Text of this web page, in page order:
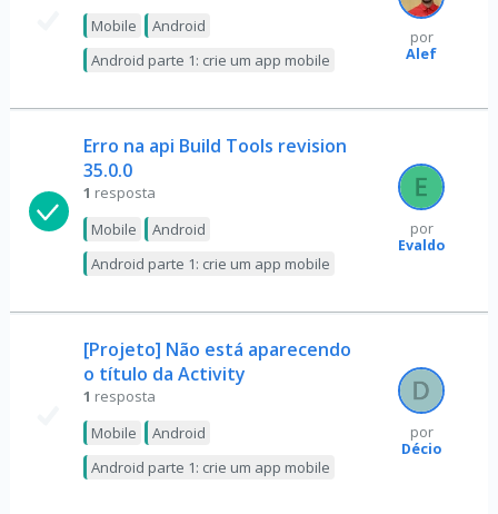
Mobile
Android
Android parte 1: crie um app mobile
por
Alef
Erro na api Build Tools revision
35.0.0
1 resposta
Mobile
Android
Android parte 1: crie um app mobile
por
Evaldo
[Projeto] Não está aparecendo
o título da Activity
1 resposta
Mobile
Android
Android parte 1: crie um app mobile
por
Décio